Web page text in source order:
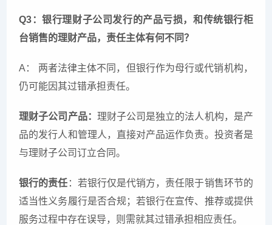
Q3：银行理财子公司发行的产品亏损，和传统银行柜
台销售的理财产品，责任主体有何不同？
A： 两者法律主体不同，但银行作为母行或代销机构，
仍可能因其过错承担责任。
理财子公司产品： 理财子公司是独立的法人机构，是产
品的发行人和管理人，直接对产品运作负责。投资者是
与理财子公司订立合同。
银行的责任 ：若银行仅是代销方，责任限于销售环节的
适当性义务履行是否合规；若银行在宣传、推荐或提供
服务过程中存在误导，则需就其过错承担相应责任。